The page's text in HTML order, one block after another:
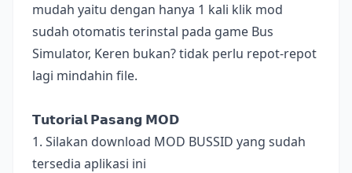
mudah yaitu dengan hanya 1 kali klik mod
sudah otomatis terinstal pada game Bus
Simulator, Keren bukan? tidak perlu repot-repot
lagi mindahin file.
𝗧𝘂𝘁𝗼𝗿𝗶𝗮𝗹 𝗣𝗮𝘀𝗮𝗻𝗴 𝗠𝗢𝗗
1. Silakan download MOD BUSSID yang sudah
tersedia aplikasi ini